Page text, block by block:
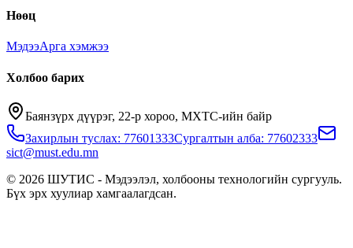
Нөөц
МэдээАрга хэмжээ
Холбоо барих
Баянзүрх дүүрэг, 22-р хороо, МХТС-ийн байр
Захирлын туслах: 77601333Сургалтын алба: 77602333
sict@must.edu.mn
© 2026 ШУТИС - Мэдээлэл, холбооны технологийн сургууль.
Бүх эрх хуулиар хамгаалагдсан.